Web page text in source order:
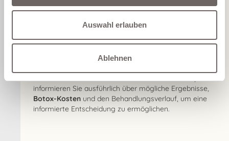
Auswahl erlauben
Ablehnen
Individuelle Beratung
Eine umfassende Beratung ist der erste Schritt zur
erfolgreichenBotox-Behandlung. Wir analysieren Ihre
optimale Behandlungsstrategie zu erarbeiten. Dabei
informieren Sie ausführlich über mögliche Ergebnisse,
Botox-Kosten und den Behandlungsverlauf, um eine
informierte Entscheidung zu ermöglichen.